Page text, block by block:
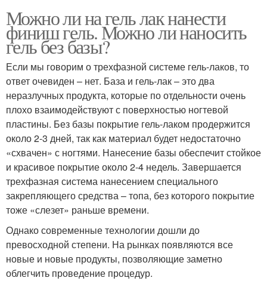
Можно ли на гель лак нанести
финиш гель. Можно ли наносить
гель без базы?
Если мы говорим о трехфазной системе гель-лаков, то
ответ очевиден – нет. База и гель-лак – это два
неразлучных продукта, которые по отдельности очень
плохо взаимодействуют с поверхностью ногтевой
пластины. Без базы покрытие гель-лаком продержится
около 2-3 дней, так как материал будет недостаточно
«схвачен» с ногтями. Нанесение базы обеспечит стойкое
и красивое покрытие около 2-4 недель. Завершается
трехфазная система нанесением специального
закрепляющего средства – топа, без которого покрытие
тоже «слезет» раньше времени.
Однако современные технологии дошли до
превосходной степени. На рынках появляются все
новые и новые продукты, позволяющие заметно
облегчить проведение процедур.